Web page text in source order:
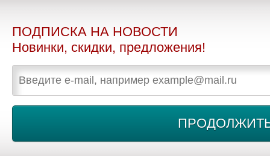
ПОДПИСКА НА НОВОСТИ
Новинки, скидки, предложения!